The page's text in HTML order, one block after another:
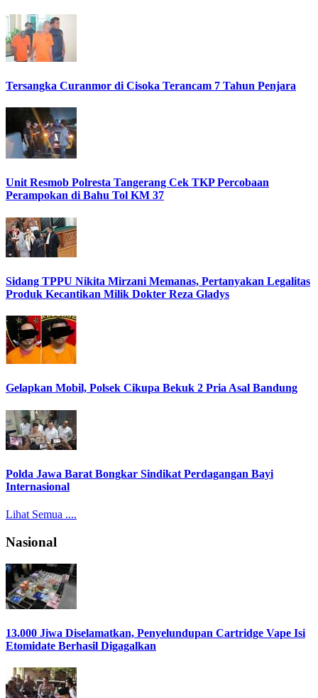
Tersangka Curanmor di Cisoka Terancam 7 Tahun Penjara
Unit Resmob Polresta Tangerang Cek TKP Percobaan
Perampokan di Bahu Tol KM 37
Sidang TPPU Nikita Mirzani Memanas, Pertanyakan Legalitas
Produk Kecantikan Milik Dokter Reza Gladys
Gelapkan Mobil, Polsek Cikupa Bekuk 2 Pria Asal Bandung
Polda Jawa Barat Bongkar Sindikat Perdagangan Bayi
Internasional
Lihat Semua ....
Nasional
13.000 Jiwa Diselamatkan, Penyelundupan Cartridge Vape Isi
Etomidate Berhasil Digagalkan